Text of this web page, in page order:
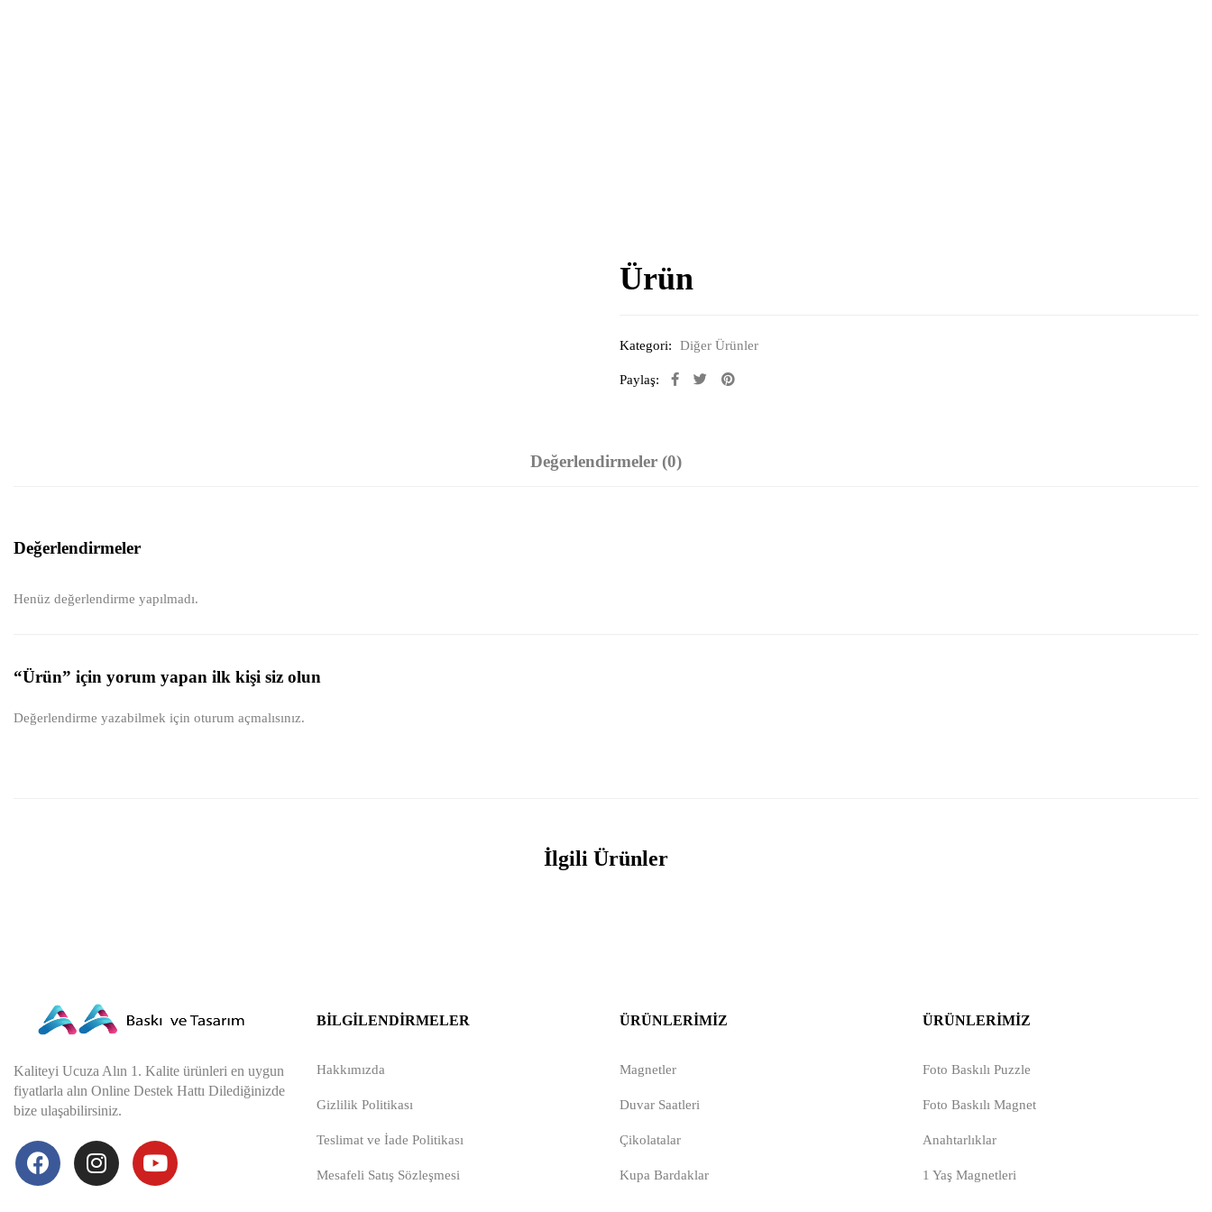
Ürün
Kategori: Diğer Ürünler
Paylaş:
Değerlendirmeler (0)
Değerlendirmeler
Henüz değerlendirme yapılmadı.
“Ürün” için yorum yapan ilk kişi siz olun
Değerlendirme yazabilmek için oturum açmalısınız.
İlgili Ürünler
Kaliteyi Ucuza Alın 1. Kalite ürünleri en uygun
fiyatlarla alın Online Destek Hattı Dilediğinizde
bize ulaşabilirsiniz.
BILGILENDIRMELER
Hakkımızda
Gizlilik Politikası
Teslimat ve İade Politikası
Mesafeli Satış Sözleşmesi
ÜRÜNLERIMIZ
Magnetler
Duvar Saatleri
Çikolatalar
Kupa Bardaklar
ÜRÜNLERIMIZ
Foto Baskılı Puzzle
Foto Baskılı Magnet
Anahtarlıklar
1 Yaş Magnetleri